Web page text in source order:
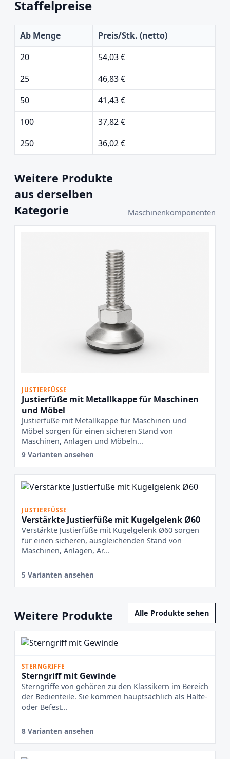
Staffelpreise
Ab Menge
Preis/Stk. (netto)
20
54,03 €
25
46,83 €
50
41,43 €
100
37,82 €
250
36,02 €
Weitere Produkte
aus derselben
Kategorie
Maschinenkomponenten
JUSTIERFÜSSE
Justierfüße mit Metallkappe für Maschinen
und Möbel
Justierfüße mit Metallkappe für Maschinen und
Möbel sorgen für einen sicheren Stand von
Maschinen, Anlagen und Möbeln...
9 Varianten ansehen
JUSTIERFÜSSE
Verstärkte Justierfüße mit Kugelgelenk Ø60
Verstärkte Justierfüße mit Kugelgelenk Ø60 sorgen
für einen sicheren, ausgleichenden Stand von
Maschinen, Anlagen, Ar...
5 Varianten ansehen
Weitere Produkte Alle Produkte sehen
STERNGRIFFE
Sterngriff mit Gewinde
Sterngriffe von gehören zu den Klassikern im Bereich
der Bedienteile. Sie kommen hauptsächlich als Halte-
oder Befest...
8 Varianten ansehen